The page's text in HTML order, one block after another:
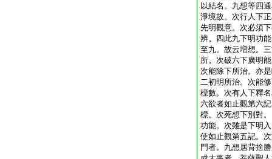
以結名。九想等四
淨境故。次行人下
先明觀意。次必須
辨。四此九下明功
至九。故云増想。
所。次破六下廣明
次能除下所治。亦
二初明所治。次能
標數。次有人下釋
六欲者如止觀第六
標。次死想下別對
功能。次雖是下明
使如止觀第五記。
門者。九想居背捨